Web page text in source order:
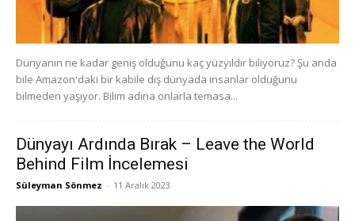
Dünyanın ne kadar geniş olduğunu kaç yüzyıldır biliyoruz? Şu anda
bile Amazon'daki bir kabile dış dünyada insanlar olduğunu
bilmeden yaşıyor. Bilim adına onlarla temasa...
Dünyayı Ardında Bırak – Leave the World
Behind Film İncelemesi
Süleyman Sönmez - 11 Aralık 2023